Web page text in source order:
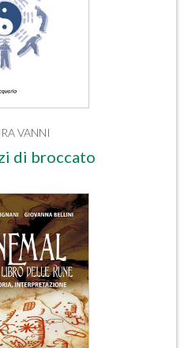
VANNI
di broccato